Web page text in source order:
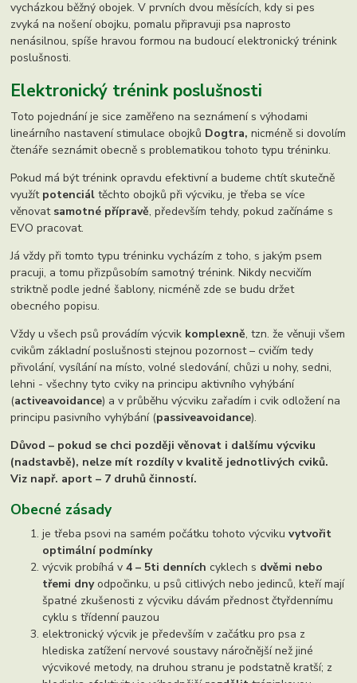
vycházkou běžný obojek. V prvních dvou měsících, kdy si pes
zvyká na nošení obojku, pomalu připravuji psa naprosto
nenásilnou, spíše hravou formou na budoucí elektronický trénink
poslušnosti.
Elektronický trénink poslušnosti
Toto pojednání je sice zaměřeno na seznámení s výhodami
lineárního nastavení stimulace obojků Dogtra, nicméně si dovolím
čtenáře seznámit obecně s problematikou tohoto typu tréninku.
Pokud má být trénink opravdu efektivní a budeme chtít skutečně
využít potenciál těchto obojků při výcviku, je třeba se více
věnovat samotné přípravě, především tehdy, pokud začínáme s
EVO pracovat.
Já vždy při tomto typu tréninku vycházím z toho, s jakým psem
pracuji, a tomu přizpůsobím samotný trénink. Nikdy necvičím
striktně podle jedné šablony, nicméně zde se budu držet
obecného popisu.
Vždy u všech psů provádím výcvik komplexně, tzn. že věnuji všem
cvikům základní poslušnosti stejnou pozornost – cvičím tedy
přivolání, vysílání na místo, volné sledování, chůzi u nohy, sedni,
lehni - všechny tyto cviky na principu aktivního vyhýbání
(activeavoidance) a v průběhu výcviku zařadím i cvik odložení na
principu pasivního vyhýbání (passiveavoidance).
Důvod – pokud se chci později věnovat i dalšímu výcviku
(nadstavbě), nelze mít rozdíly v kvalitě jednotlivých cviků.
Viz např. aport – 7 druhů činností.
Obecné zásady
je třeba psovi na samém počátku tohoto výcvikuvytvořit
optimální podmínky
výcvik probíhá v4 – 5ti denníchcyklech s dvěmi nebo
třemi dnyodpočinku, u psů citlivých nebo jedinců, kteří mají
špatné zkušenosti z výcviku dávám přednost čtyřdennímu
cyklu s třídenní pauzou
elektronický výcvik je především v začátku pro psa z
hlediska zatížení nervové soustavy náročnější než jiné
výcvikové metody, na druhou stranu je podstatně kratší; z